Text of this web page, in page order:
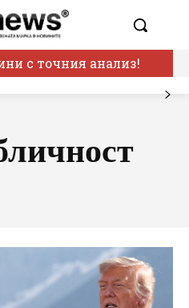
с точния анализ!